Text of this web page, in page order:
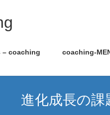
– coaching coaching-
進化成長の課